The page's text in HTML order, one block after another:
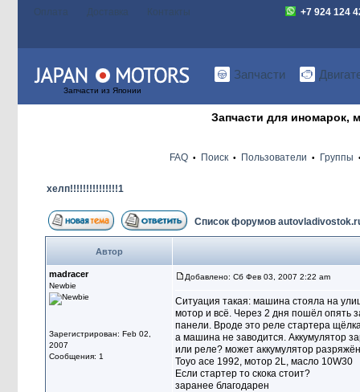
Оплата Доставка Контакты +7 924 124
Запчасти из Японии
Запчасти
Запчасти для иномарок,
FAQ • Поиск • Пользователи • Группы
хелп!!!!!!!!!!!!!!!1
Список форумов
Автор
madracer
Newbie
Зарегистрирован: Feb 02,
2007
Сообщения: 1
Добавлено: Сб Фев 03, 2007 2:22 am
Ситуация такая: машина стояла на
мотор и всё. Через 2 дня пошёл опять
панели. Вроде это реле стартера
а машина не заводится. Аккумулятор
или реле? может аккумулятор
Toyo ace 1992, мотор 2L, масло 10W30
Если стартер то скока стоит?
заранее благодарен